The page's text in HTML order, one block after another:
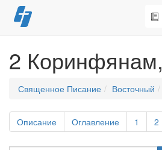
Перейти
к
2 Коринфянам,
Священное Писание Восточный
Описание Оглавление 1 2